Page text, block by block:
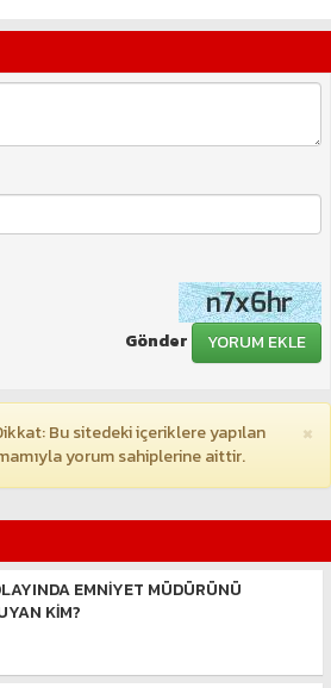
Gönder YORUM EKLE
×
Bu sitedeki içeriklere yapılan
yorum sahiplerine aittir.
EMNİYET MÜDÜRÜNÜ
KİM?